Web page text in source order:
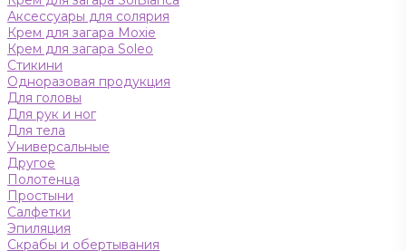
Аксессуары для солярия
Крем для загара Moxie
Крем для загара Soleo
Стикини
Одноразовая продукция
Для головы
Для рук и ног
Для тела
Универсальные
Другое
Полотенца
Простыни
Салфетки
Эпиляция
Скрабы и обертывания